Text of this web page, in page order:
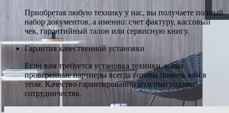
Приобретая любую технику у нас, вы получаете полный
набор документов, а именно: счет фактуру, кассовый
чек, гарантийный талон или сервисную книгу.
Гарантия качественной установки
Если вам требуется установка техники, наши
проверенные партнеры всегда готовы помочь вам в
этом. Качество гарантированно долгими годами
сотрудничества.